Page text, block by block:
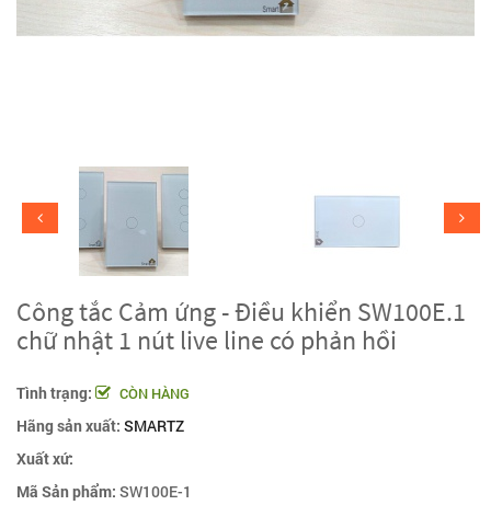
Công tắc Cảm ứng - Điều khiển SW100E.1
chữ nhật 1 nút live line có phản hồi
Tình trạng: CÒN HÀNG
Hãng sản xuất: SMARTZ
Xuất xứ:
Mã Sản phẩm: SW100E-1